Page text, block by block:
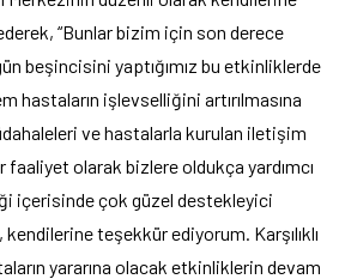
“Bunlar bizim için son derece
beşincisini yaptığımız bu etkinliklerde
hastaların işlevselliğini artırılmasına
ve hastalarla kurulan iletişim
olarak bizlere oldukça yardımcı
içerisinde çok güzel destekleyici
teşekkür ediyorum. Karşılıklı
yararına olacak etkinliklerin devam